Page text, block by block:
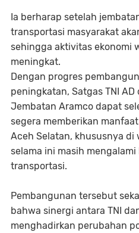
Ia berharap setelah
transportasi masyarakat
sehingga aktivitas ekonomi
meningkat.
Dengan progres
peningkatan, Satgas TNI
Jembatan Aramco dapat
segera memberikan
Aceh Selatan, khususnya
selama ini masih
transportasi.
Pembangunan tersebut
bahwa sinergi antara TNI
menghadirkan perubahan